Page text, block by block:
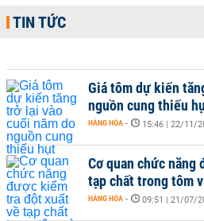
TIN TỨC
Giá tôm dự kiến
nguồn cung thiếu
HÀNG HÓA - 15:46 | 22/11/
Cơ quan chức
tạp chất trong tôm
HÀNG HÓA - 09:51 | 21/07/